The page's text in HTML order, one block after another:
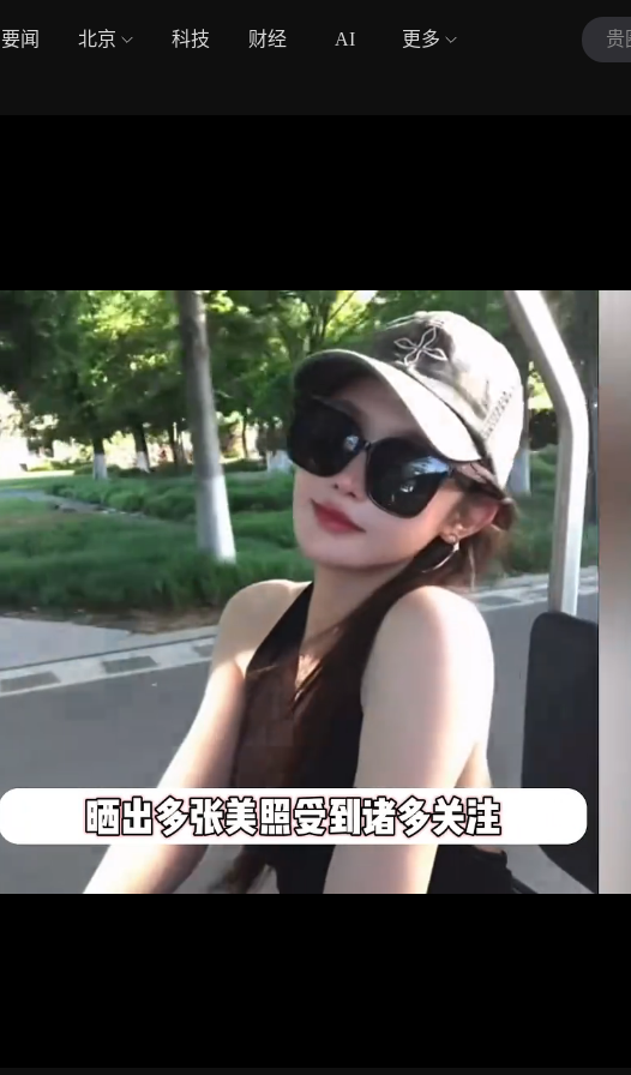
要闻 北京 科技 财经 AI 更多